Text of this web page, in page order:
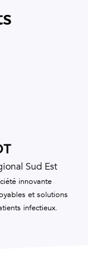
Sud Est
innovante
et solutions
infectieux.